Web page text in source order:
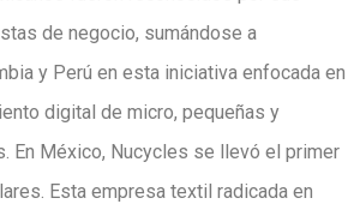
de negocio, sumándose a
y Perú en esta iniciativa enfocada en
digital de micro, pequeñas y
En México, Nucycles se llevó el primer
Esta empresa textil radicada en